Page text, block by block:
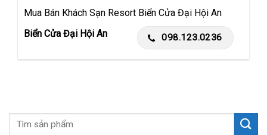
Mua Bán Khách Sạn Resort Biển Cửa Đại Hội An
Biển Cửa Đại Hội An
098.123.0236